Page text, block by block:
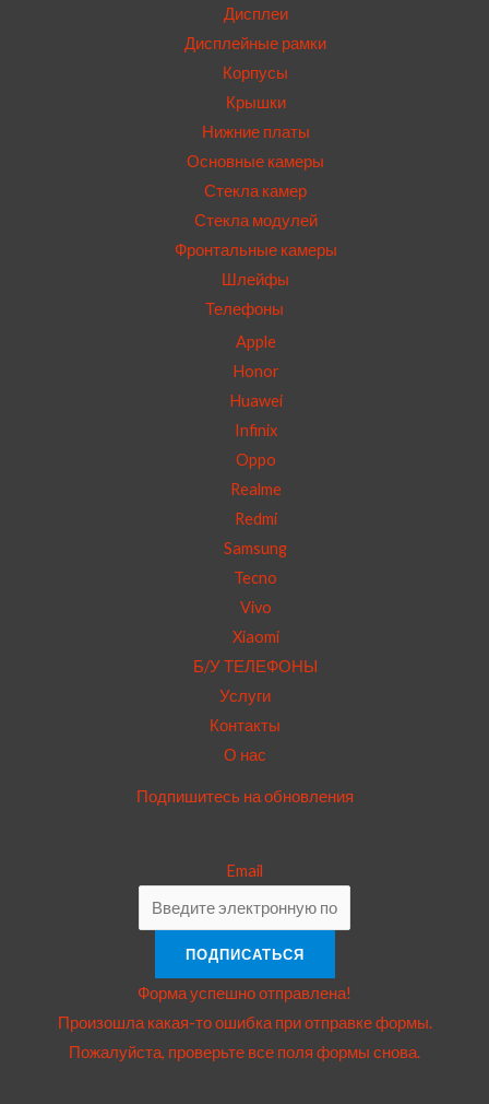
Дисплеи
Дисплейные рамки
Корпусы
Крышки
Нижние платы
Основные камеры
Стекла камер
Стекла модулей
Фронтальные камеры
Шлейфы
Телефоны
Apple
Honor
Huawei
Infinix
Oppo
Realme
Redmi
Samsung
Tecno
Vivo
Xiaomi
Б/У ТЕЛЕФОНЫ
Услуги
Контакты
О нас
Подпишитесь на обновления
Email
ПОДПИСАТЬСЯ
Форма успешно отправлена!
Произошла какая-то ошибка при отправке формы.
Пожалуйста, проверьте все поля формы снова.